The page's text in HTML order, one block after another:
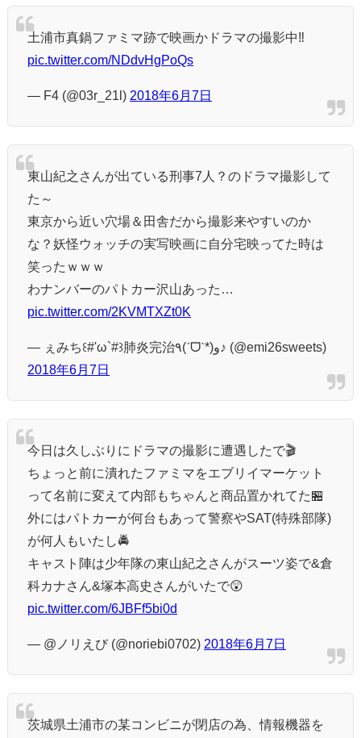
土浦市真鍋ファミマ跡で映画かドラマの撮影中‼️
pic.twitter.com/NDdvHgPoQs
— F4 (@03r_21l) 2018年6月7日
東山紀之さんが出ている刑事7人？のドラマ撮影して
た～
東京から近い穴場＆田舎だから撮影来やすいのか
な？妖怪ウォッチの実写映画に自分宅映ってた時は
笑ったｗｗｗ
わナンバーのパトカー沢山あった…
pic.twitter.com/2KVMTXZt0K
— ぇみち꒰#'ω`#꒱肺炎完治٩(ˊᗜˋ*)و♪ (@emi26sweets)
2018年6月7日
今日は久しぶりにドラマの撮影に遭遇したで🎬
ちょっと前に潰れたファミマをエブリイマーケット
って名前に変えて内部もちゃんと商品置かれてた🏪
外にはパトカーが何台もあって警察やSAT(特殊部隊)
が何人もいたし🚔
キャスト陣は少年隊の東山紀之さんがスーツ姿で&倉
科カナさん&塚本高史さんがいたで😲
pic.twitter.com/6JBFf5bi0d
— @ノリえび (@noriebi0702) 2018年6月7日
茨城県土浦市の某コンビニが閉店の為、情報機器を